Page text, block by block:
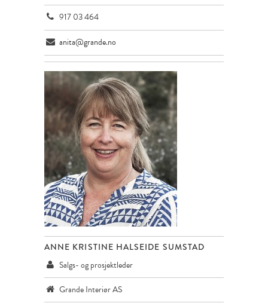
917 03 464
anita@grande.no
ANNE KRISTINE HALSEIDE SUMSTAD
Salgs- og prosjektleder
Grande Interiør AS